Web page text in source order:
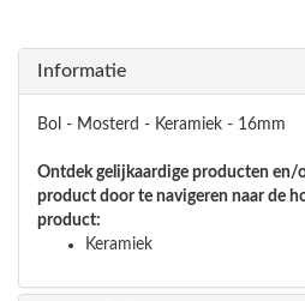
Informatie
Bol - Mosterd - Keramiek - 16mm
Ontdek gelijkaardige producten en/
product door te navigeren naar de
product:
Keramiek